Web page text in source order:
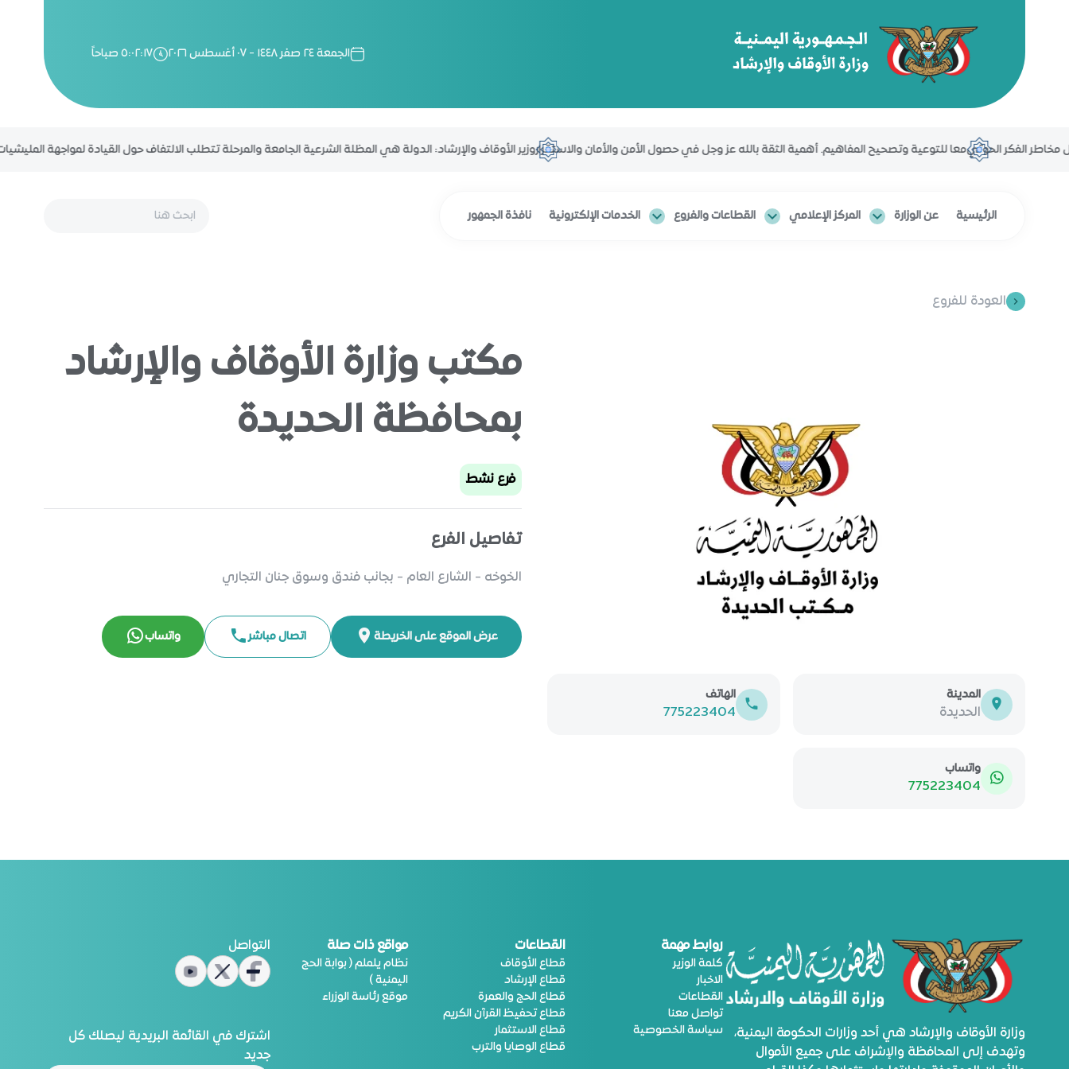
الجمعة ٢٤ صفر ١٤٤٨ - ٠٧ أغسطس ٢٠٢٦ ٥:٠٢:١٨ صباحاً
الفكر الحوثيمعا للتوعية وتصحيح المفاهيم. أهمية الثقة بالله عز وجل في حصول الأمن والأمان والاستقراروزير الأوقاف والإرشاد: الدولة هي المظلة الشرعية الجامعة والمرحلة تتطلب الالتفاف حول القيادة لمواجهة المليشيات
الرئيسية عن الوزارة المركز الإعلامي القطاعات والفروع الخدمات الإلكترونية نافذة الجمهور
العودة للفروع
المدينة
الحديدة
الهاتف
775223404
واتساب
775223404
مكتب وزارة الأوقاف والإرشاد
بمحافظة الحديدة
فرع نشط
تفاصيل الفرع
الخوخه - الشارع العام - بجانب فندق وسوق جنان التجاري
عرض الموقع على الخريطة اتصال مباشر واتساب
وزارة الأوقاف والإرشاد هي أحد وزارات الحكومة اليمنية،
وتهدف إلى المحافظة والإشراف على جميع الأموال
روابط مهمة
كلمة الوزير
الاخبار
القطاعات
تواصل معنا
سياسة الخصوصية
القطاعات
قطاع الأوقاف
قطاع الإرشاد
قطاع الحج والعمرة
قطاع تحفيظ القرآن الكريم
قطاع الاستثمار
قطاع الوصايا والترب
مواقع ذات صلة
نظام يلملم ( بوابة الحج
اليمنية )
موقع رئاسة الوزراء
التواصل
اشترك في القائمة البريدية ليصلك كل
جديد